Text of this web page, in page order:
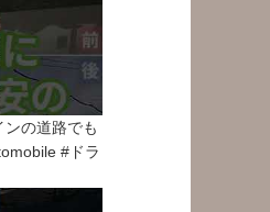
ンの道路でも
#ドラ